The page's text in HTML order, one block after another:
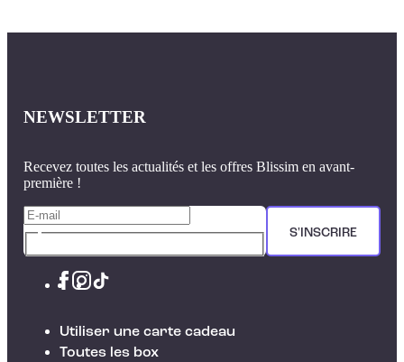
NEWSLETTER
Recevez toutes les actualités et les offres Blissim en avant-
première !
S'INSCRIRE
Utiliser une carte cadeau
Toutes les box